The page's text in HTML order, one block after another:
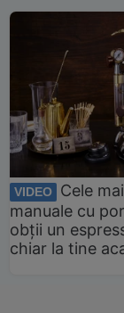
VIDEO
Cele
manuale cu
obții un
chiar la tine